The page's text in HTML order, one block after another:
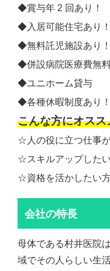
◆賞与年 2 回あり！
◆入居可能住宅あり！
◆無料託児施設あり！
◆併設病院医療費無料
◆ユニホーム貸与
◆各種休暇制度あり！
こんな方にオスス
☆人の役に立つ仕事が
☆スキルアップしたい
☆資格を活かしたい方
会社の特長
母体である村井医院
域でその人らしい生